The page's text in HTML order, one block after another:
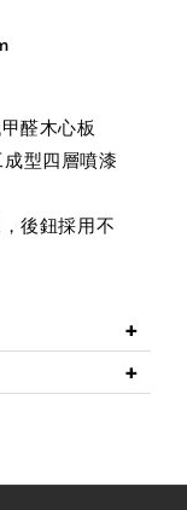
醛木心板
型四層噴漆
後鈕採用不